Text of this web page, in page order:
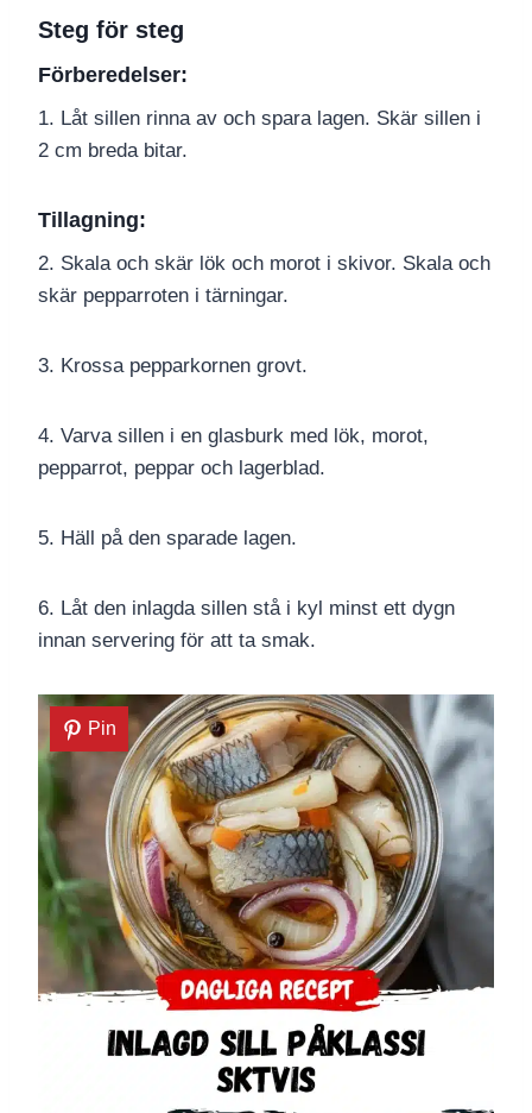
Steg för steg
Förberedelser:
1. Låt sillen rinna av och spara lagen. Skär sillen i
2 cm breda bitar.
Tillagning:
2. Skala och skär lök och morot i skivor. Skala och
skär pepparroten i tärningar.
3. Krossa pepparkornen grovt.
4. Varva sillen i en glasburk med lök, morot,
pepparrot, peppar och lagerblad.
5. Häll på den sparade lagen.
6. Låt den inlagda sillen stå i kyl minst ett dygn
innan servering för att ta smak.
Pin